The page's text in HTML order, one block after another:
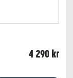
4 290 kr